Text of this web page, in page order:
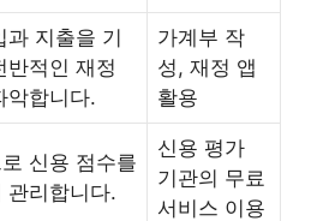
과 지출을 기
반적인 재정
악합니다.
가계부 작
성, 재정 앱
활용
신용 점수를
관리합니다.
신용 평가
기관의 무료
서비스 이용